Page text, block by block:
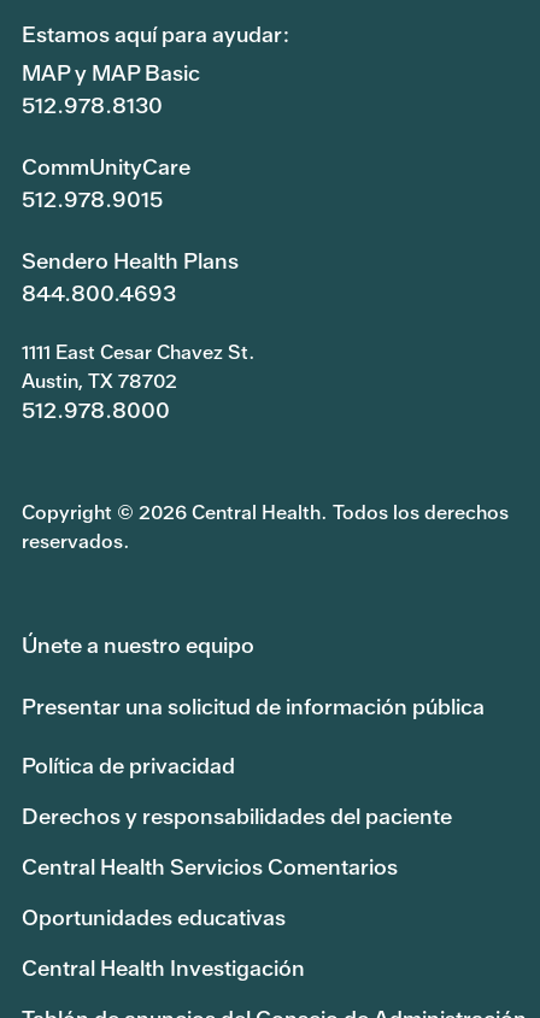
Estamos aquí para ayudar:
MAP y MAP Basic
512.978.8130
CommUnityCare
512.978.9015
Sendero Health Plans
844.800.4693
1111 East Cesar Chavez St.
Austin, TX 78702
512.978.8000
Copyright © 2026 Central Health. Todos los derechos
reservados.
Únete a nuestro equipo
Presentar una solicitud de información pública
Política de privacidad
Derechos y responsabilidades del paciente
Central Health Servicios Comentarios
Oportunidades educativas
Central Health Investigación